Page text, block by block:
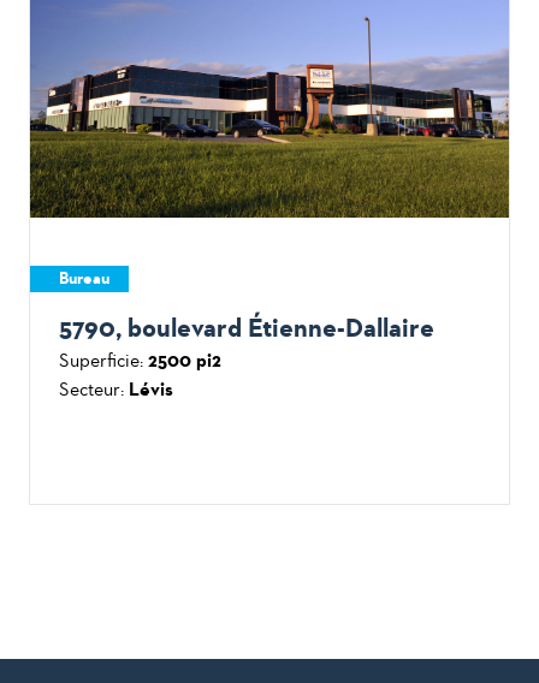
Bureau
5790, boulevard Étienne-Dallaire
Superficie: 2500 pi2
Secteur: Lévis